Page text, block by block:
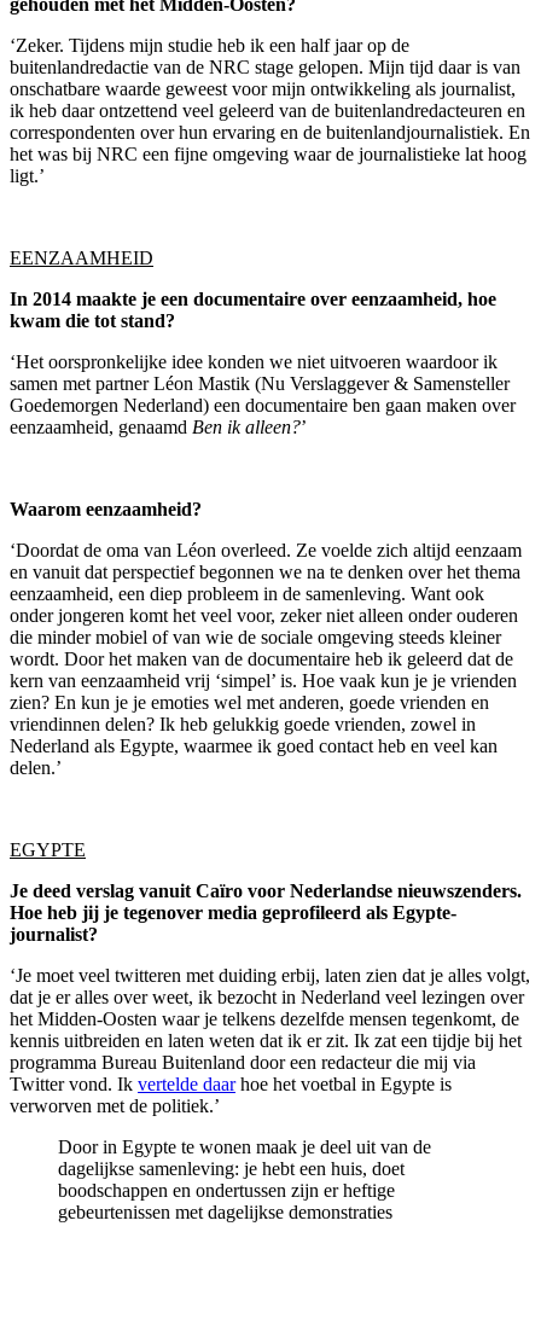
‘Zeker. Tijdens mijn studie heb ik een half jaar op de
buitenlandredactie van de NRC stage gelopen. Mijn tijd daar is van
onschatbare waarde geweest voor mijn ontwikkeling als journalist,
ik heb daar ontzettend veel geleerd van de buitenlandredacteuren en
correspondenten over hun ervaring en de buitenlandjournalistiek. En
het was bij NRC een fijne omgeving waar de journalistieke lat hoog
ligt.’
EENZAAMHEID
In 2014 maakte je een documentaire over eenzaamheid, hoe
kwam die tot stand?
‘Het oorspronkelijke idee konden we niet uitvoeren waardoor ik
samen met partner Léon Mastik (Nu Verslaggever & Samensteller
Goedemorgen Nederland) een documentaire ben gaan maken over
eenzaamheid, genaamd Ben ik alleen?’
Waarom eenzaamheid?
‘Doordat de oma van Léon overleed. Ze voelde zich altijd eenzaam
en vanuit dat perspectief begonnen we na te denken over het thema
eenzaamheid, een diep probleem in de samenleving. Want ook
onder jongeren komt het veel voor, zeker niet alleen onder ouderen
die minder mobiel of van wie de sociale omgeving steeds kleiner
wordt. Door het maken van de documentaire heb ik geleerd dat de
kern van eenzaamheid vrij ‘simpel’ is. Hoe vaak kun je je vrienden
zien? En kun je je emoties wel met anderen, goede vrienden en
vriendinnen delen? Ik heb gelukkig goede vrienden, zowel in
Nederland als Egypte, waarmee ik goed contact heb en veel kan
delen.’
EGYPTE
Je deed verslag vanuit Caïro voor Nederlandse nieuwszenders.
Hoe heb jij je tegenover media geprofileerd als Egypte-
journalist?
‘Je moet veel twitteren met duiding erbij, laten zien dat je alles volgt,
dat je er alles over weet, ik bezocht in Nederland veel lezingen over
het Midden-Oosten waar je telkens dezelfde mensen tegenkomt, de
kennis uitbreiden en laten weten dat ik er zit. Ik zat een tijdje bij het
programma Bureau Buitenland door een redacteur die mij via
Twitter vond. Ik vertelde daarhoe het voetbal in Egypte is
verworven met de politiek.’
Door in Egypte te wonen maak je deel uit van de
dagelijkse samenleving: je hebt een huis, doet
boodschappen en ondertussen zijn er heftige
gebeurtenissen met dagelijkse demonstraties